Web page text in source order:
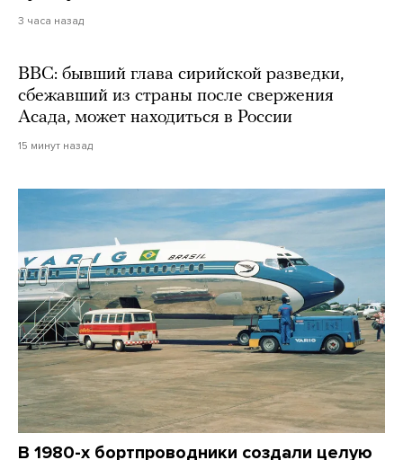
3 часа назад
BBC: бывший глава сирийской разведки,
сбежавший из страны после свержения
Асада, может находиться в России
15 минут назад
В 1980-х бортпроводники создали целую